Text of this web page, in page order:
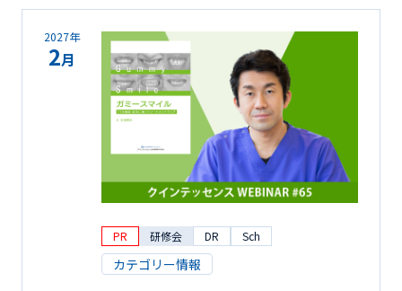
2027年
2月
PR 研修会 DR Sch
カテゴリー情報